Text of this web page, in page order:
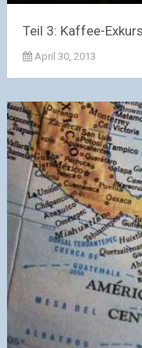
Teil 3: Kaffee-
April 30, 2013